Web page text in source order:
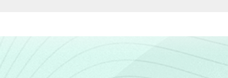
Classe
A 82